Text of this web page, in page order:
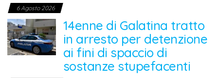
6 Agosto 2026
14enne di Galatina tratto
in arresto per detenzione
ai fini di spaccio di
sostanze stupefacenti